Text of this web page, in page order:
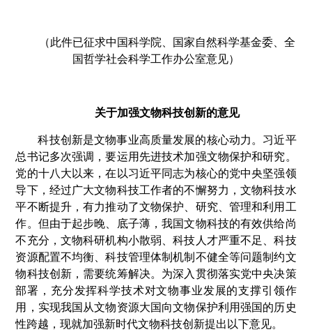
（此件已征求中国科学院、国家自然科学基金委、全
国哲学社会科学工作办公室意见）
关于加强文物科技创新的意见
科技创新是文物事业高质量发展的核心动力。习近平
总书记多次强调，要运用先进技术加强文物保护和研究。
党的十八大以来，在以习近平同志为核心的党中央坚强领
导下，经过广大文物科技工作者的不懈努力，文物科技水
平不断提升，有力推动了文物保护、研究、管理和利用工
作。但由于起步晚、底子薄，我国文物科技的有效供给尚
不充分，文物科研机构小散弱、科技人才严重不足、科技
资源配置不均衡、科技管理体制机制不健全等问题制约文
物科技创新，需要统筹解决。为深入贯彻落实党中央决策
部署，充分发挥科学技术对文物事业发展的支撑引领作
用，实现我国从文物资源大国向文物保护利用强国的历史
性跨越，现就加强新时代文物科技创新提出以下意见。